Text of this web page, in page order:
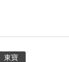
東寶